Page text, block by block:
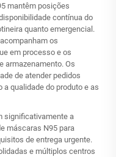
mantêm posições
contínua do
quanto emergencial.
os
em processo e os
armazenamento. Os
de atender pedidos
qualidade do produto e as
significativamente a
máscaras N95 para
de entrega urgente.
e múltiplos centros